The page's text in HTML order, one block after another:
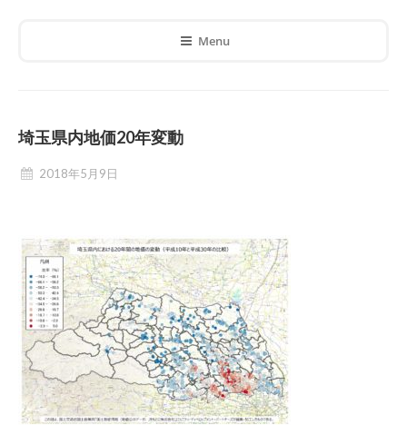
Menu
埼玉県内地価20年変動
2018年5月9日